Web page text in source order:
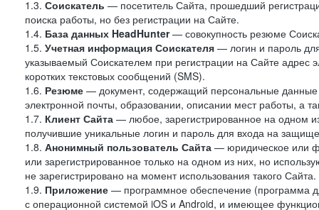
1.3. Соискатель — посетитель Сайта, прошедший
поиска работы, но без регистрации на Сайте.
1.4. База данных HeadHunter— совокупность резюме
1.5. Учетная информация Соискателя — логин и пароль
указываемый Соискателем при регистрации на Сайте
коротких текстовых сообщений (SMS).
1.6. Резюме — документ, содержащий персональные
электронной почты, образовании, описании мест работы, а
1.7. Клиент Сайта — любое, зарегистрированное на одном
получившие уникальные логин и пароль для входа на
1.8. Анонимный пользователь Сайта — юридическое или
или зарегистрированное только на одном из них, но
не зарегистрировано на момент использования такого Сайта.
1.9. Приложение — программное обеспечение (программа
с операционной системой iOS и Android, и имеющее